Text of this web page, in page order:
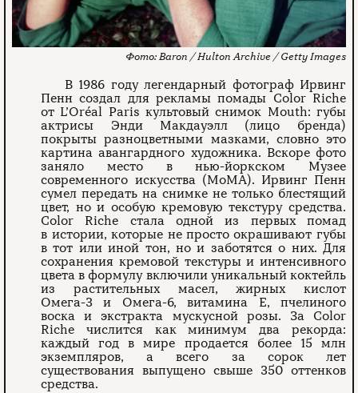
Baron / Hulton Archive / Getty Images
В 1986 году легендарный фотограф Ирвинг
Пенн создал для рекламы помады Color Riche
от L’Oréal Paris культовый снимок Mouth: губы
актрисы Энди Макдауэлл (лицо бренда)
покрыты разноцветными мазками, словно это
картина авангардного художника. Вскоре фото
заняло место в нью-йоркском Музее
современного искусства (MoMA). Ирвинг Пенн
сумел передать на снимке не только блестящий
цвет, но и особую кремовую текстуру средства.
Color Riche стала одной из первых помад
в истории, которые не просто окрашивают губы
в тот или иной тон, но и заботятся о них. Для
сохранения кремовой текстуры и интенсивного
цвета в формулу включили уникальный коктейль
из растительных масел, жирных кислот
Омега-3 и Омега-6, витамина Е, пчелиного
воска и экстракта мускусной розы. За Color
Riche числится как минимум два рекорда:
каждый год в мире продается более 15 млн
экземпляров, а всего за сорок лет
существования выпущено свыше 350 оттенков
средства.